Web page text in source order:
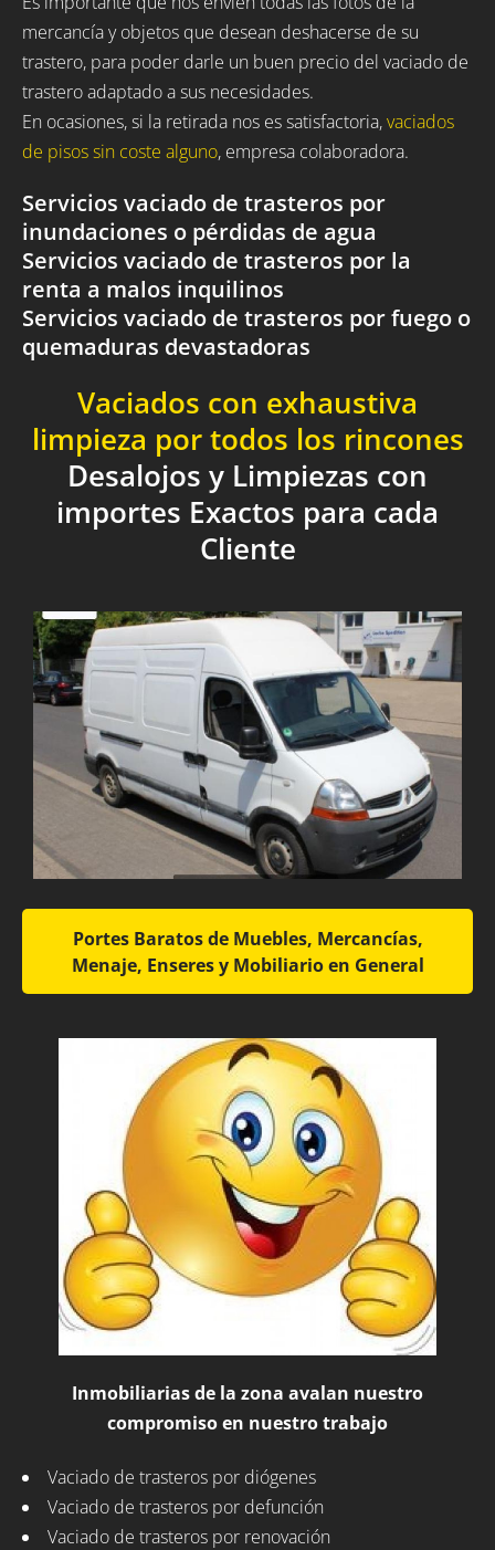
mercancía y objetos que desean deshacerse de su
trastero, para poder darle un buen precio del vaciado de
trastero adaptado a sus necesidades.
En ocasiones, si la retirada nos es satisfactoria,vaciados
de pisos sin coste alguno, empresa colaboradora.
Servicios vaciado de trasteros por
inundaciones o pérdidas de agua
Servicios vaciado de trasteros por la
renta a malos inquilinos
Servicios vaciado de trasteros por fuego o
quemaduras devastadoras
Vaciados con exhaustiva
limpieza por todos los rincones
Desalojos y Limpiezas con
importes Exactos para cada
Cliente
Portes Baratos de Muebles, Mercancías,
Menaje, Enseres y Mobiliario en General
Inmobiliarias de la zona avalan nuestro
compromiso en nuestro trabajo
Vaciado de trasteros por diógenes
Vaciado de trasteros por defunción
Vaciado de trasteros por renovación